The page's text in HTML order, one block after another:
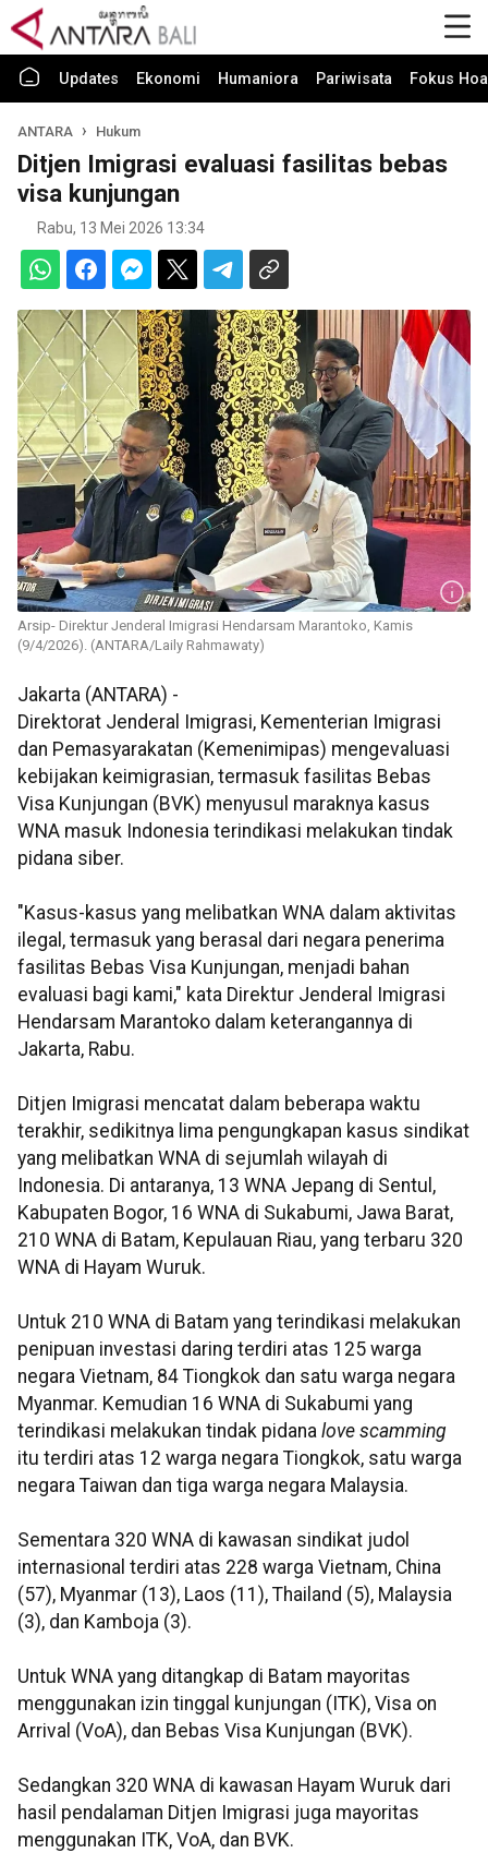
Updates Ekonomi Humaniora Pariwisata Fokus
ANTARA Hukum
Ditjen Imigrasi evaluasi fasilitas bebas
visa kunjungan
Rabu, 13 Mei 2026 13:34
Arsip- Direktur Jenderal Imigrasi Hendarsam Marantoko, Kamis
(9/4/2026). (ANTARA/Laily Rahmawaty)
Jakarta (ANTARA) -
Direktorat Jenderal Imigrasi, Kementerian Imigrasi
dan Pemasyarakatan (Kemenimipas) mengevaluasi
kebijakan keimigrasian, termasuk fasilitas Bebas
Visa Kunjungan (BVK) menyusul maraknya kasus
WNA masuk Indonesia terindikasi melakukan tindak
pidana siber.
"Kasus-kasus yang melibatkan WNA dalam aktivitas
ilegal, termasuk yang berasal dari negara penerima
fasilitas Bebas Visa Kunjungan, menjadi bahan
evaluasi bagi kami," kata Direktur Jenderal Imigrasi
Hendarsam Marantoko dalam keterangannya di
Jakarta, Rabu.
Ditjen Imigrasi mencatat dalam beberapa waktu
terakhir, sedikitnya lima pengungkapan kasus sindikat
yang melibatkan WNA di sejumlah wilayah di
Indonesia. Di antaranya, 13 WNA Jepang di Sentul,
Kabupaten Bogor, 16 WNA di Sukabumi, Jawa Barat,
210 WNA di Batam, Kepulauan Riau, yang terbaru 320
WNA di Hayam Wuruk.
Untuk 210 WNA di Batam yang terindikasi melakukan
penipuan investasi daring terdiri atas 125 warga
negara Vietnam, 84 Tiongkok dan satu warga negara
Myanmar. Kemudian 16 WNA di Sukabumi yang
terindikasi melakukan tindak pidana love scamming
itu terdiri atas 12 warga negara Tiongkok, satu warga
negara Taiwan dan tiga warga negara Malaysia.
Sementara 320 WNA di kawasan sindikat judol
internasional terdiri atas 228 warga Vietnam, China
(57), Myanmar (13), Laos (11), Thailand (5), Malaysia
(3), dan Kamboja (3).
Untuk WNA yang ditangkap di Batam mayoritas
menggunakan izin tinggal kunjungan (ITK), Visa on
Arrival (VoA), dan Bebas Visa Kunjungan (BVK).
Sedangkan 320 WNA di kawasan Hayam Wuruk dari
hasil pendalaman Ditjen Imigrasi juga mayoritas
menggunakan ITK, VoA, dan BVK.